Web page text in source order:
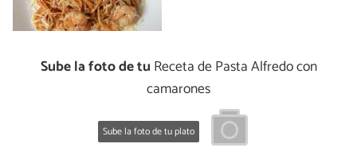
Sube la foto de tu Receta de Pasta Alfredo con
camarones
Sube la foto de tu plato